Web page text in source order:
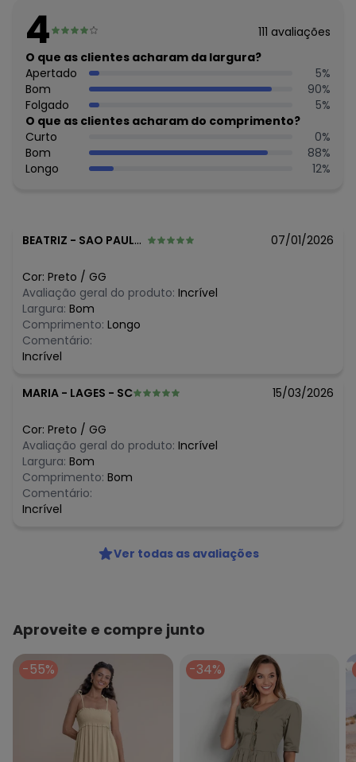
Composição: 96% viscose 4% elastano
4 111 avaliações
O que as clientes acharam da largura?
Apertado
5%
Bom
90%
Folgado
5%
O que as clientes acharam do comprimento?
Curto
0%
Bom
88%
Longo
12%
BEATRIZ - SAO PAULO - SP 07/01/2026
Cor: Preto / GG
Avaliação geral do produto: Incrível
Largura: Bom
Comprimento: Longo
Comentário:
Incrível
MARIA - LAGES - SC 15/03/2026
Cor: Preto / GG
Avaliação geral do produto: Incrível
Largura: Bom
Comprimento: Bom
Comentário:
Incrível
Ver todas as avaliações
Aproveite e compre junto
-55% -34%